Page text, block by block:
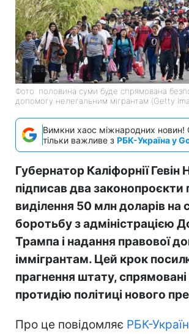
Фото: половина суми буде спрямована
допомогу нелегальним мігрантам (Getty
Вимкни хаос міжнародних
тільки важливе з РБК-Україна у
Губернатор Каліфорнії
підписав два законопроєкти
виділення 50 млн доларів на
боротьбу з адміністрацією
Трампа і надання правової
іммігрантам. Цей крок
прагнення штату, спрямовані
протидію політиці нового
Про це повідомляє РБК-